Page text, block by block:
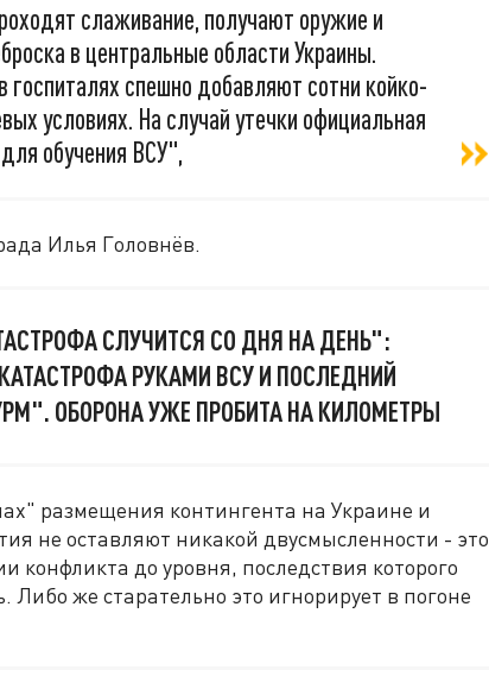
слаживание, получают оружие и
в центральные области Украины.
спешно добавляют сотни койко-
условиях. На случай утечки официальная
обучения ВСУ",
Илья Головнёв.
СЛУЧИТСЯ СО ДНЯ НА ДЕНЬ":
РУКАМИ ВСУ И ПОСЛЕДНИЙ
ОБОРОНА УЖЕ ПРОБИТА НА КИЛОМЕТРЫ
размещения контингента на Украине и
не оставляют никакой двусмысленности - это
конфликта до уровня, последствия которого
Либо же старательно это игнорирует в погоне